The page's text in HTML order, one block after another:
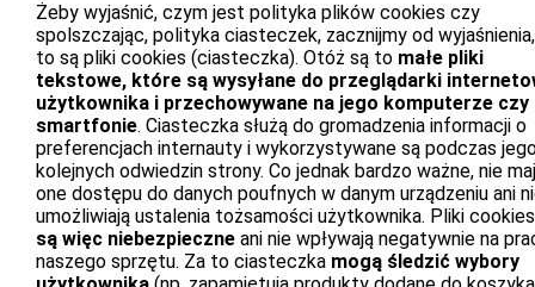
Żeby wyjaśnić, czym jest polityka plików cookies czy
spolszczając, polityka ciasteczek, zacznijmy od
to są pliki cookies (ciasteczka). Otóż są to małe pliki
tekstowe, które są wysyłane do przeglądarki
użytkownika i przechowywane na jego komputerze czy
smartfonie. Ciasteczka służą do gromadzenia informacji o
preferencjach internauty i wykorzystywane są podczas
kolejnych odwiedzin strony. Co jednak bardzo ważne, nie
one dostępu do danych poufnych w danym urządzeniu ani
umożliwiają ustalenia tożsamości użytkownika. Pliki
są więc niebezpieczne ani nie wpływają negatywnie na
naszego sprzętu. Za to ciasteczka mogą śledzić wybory